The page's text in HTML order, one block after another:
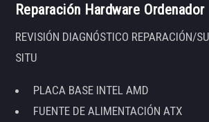
Reparación Hardware Ordenador
REVISIÓN DIAGNÓSTICO REPARACIÓN/
SITU
PLACA BASE INTEL AMD
FUENTE DE ALIMENTACIÓN ATX